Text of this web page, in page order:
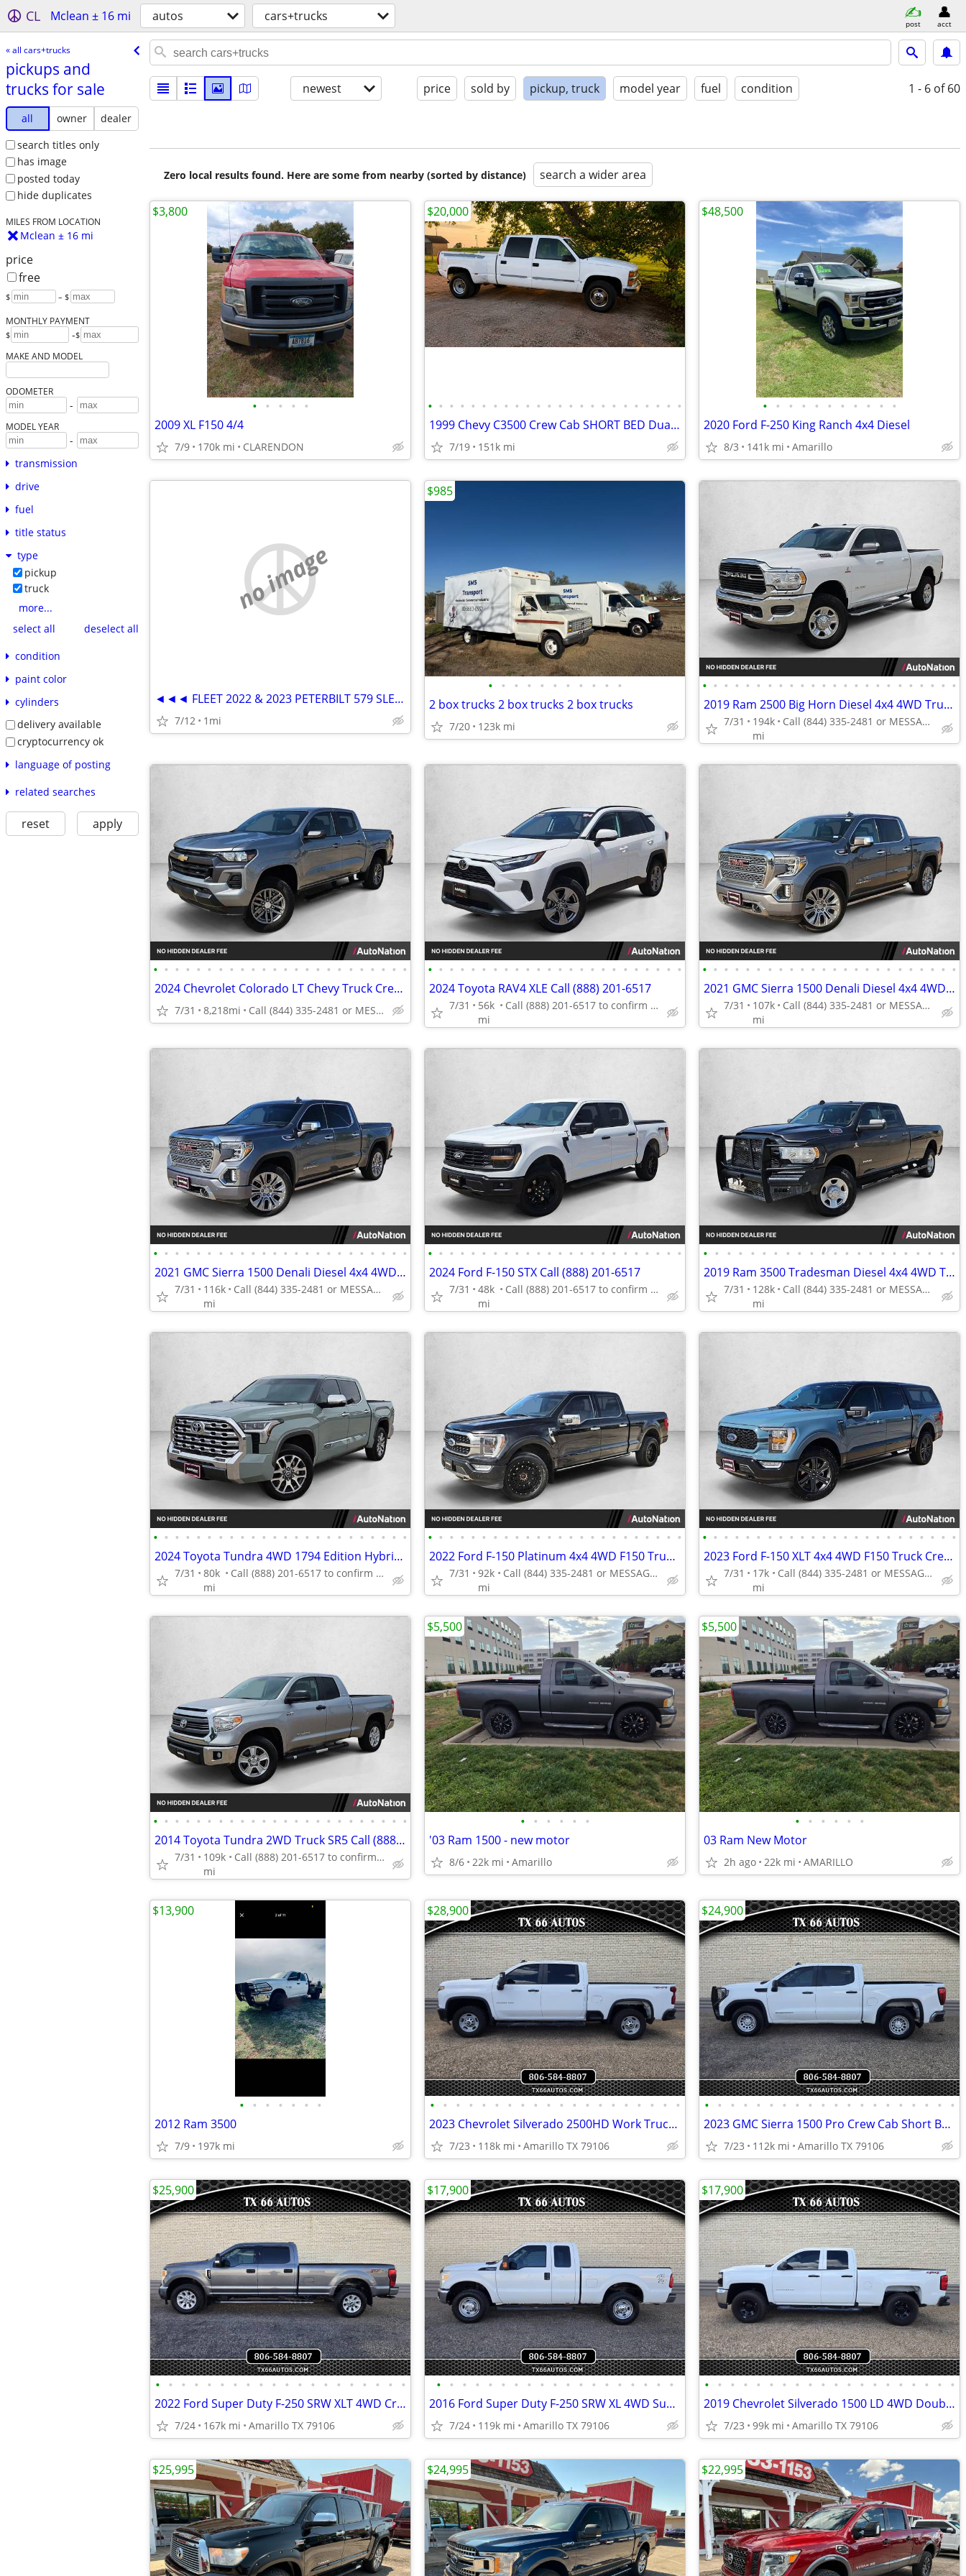
CL Mclean ± 16 mi autos cars+trucks post acct
« all cars+trucks
pickups and
trucks for sale
all owner
dealer
search titles only
has image
posted today
hide duplicates
MILES FROM LOCATION
Mclean ± 16 mi
price
free
$ – $
MONTHLY PAYMENT
$ -$
MAKE AND MODEL
ODOMETER
-
MODEL YEAR
-
transmission
drive
fuel
title status
type
pickup
truck
more...
select all
deselect all
condition
paint color
cylinders
delivery available
cryptocurrency ok
language of posting
related searches
reset apply
newest price sold by pickup, truck model year fuel condition 1 - 6 of 60
Zero local results found. Here are some from nearby (sorted by distance) search a wider area
• • • • •
2009 XL F150 4/4
7/9 170k mi CLARENDON
$3,800
• • • • • • • • • • • • • • • • • • • • • • • •
1999 Chevy C3500 Crew Cab SHORT BED Dually • 454 Big Block • One Owner
7/19 151k mi
$20,000
• • • • • • • • • • •
2020 Ford F-250 King Ranch 4x4 Diesel
8/3 141k mi Amarillo
$48,500
no image
◄◄◄ FLEET 2022 & 2023 PETERBILT 579 SLEEPER SEMI TRUCKS ►►►
7/12 1mi
• • • • • • • • • • •
2 box trucks 2 box trucks 2 box trucks
7/20 123k mi
$985
• • • • • • • • • • • • • • • • • • • • • • • •
2019 Ram 2500 Big Horn Diesel 4x4 4WD Truck Dodge Crew cab AUTONATION
7/31
194k
mi
Call (844) 335-2481 or MESSAGE/CHAT to confirm availability
• • • • • • • • • • • • • • • • • • • • • • • •
2024 Chevrolet Colorado LT Chevy Truck Crew cab AUTONATION
7/31 8,218mi Call (844) 335-2481 or MESSAGE/CHAT to confirm availability
• • • • • • • • • • • • • • • • • • • • • • • •
2024 Toyota RAV4 XLE Call (888) 201-6517
7/31
56k
mi
Call (888) 201-6517 to confirm availability - May 14th
• • • • • • • • • • • • • • • • • • • • • • • •
2021 GMC Sierra 1500 Denali Diesel 4x4 4WD Truck Crew cab AUTONATION
7/31
107k
mi
Call (844) 335-2481 or MESSAGE/CHAT to confirm availability
• • • • • • • • • • • • • • • • • • • • • • • •
2021 GMC Sierra 1500 Denali Diesel 4x4 4WD Truck Crew cab AUTONATION
7/31
116k
mi
Call (844) 335-2481 or MESSAGE/CHAT to confirm availability
• • • • • • • • • • • • • • • • • • • • • • • •
2024 Ford F-150 STX Call (888) 201-6517
7/31
48k
mi
Call (888) 201-6517 to confirm availability - May 14th
• • • • • • • • • • • • • • • • • • • • • •
2019 Ram 3500 Tradesman Diesel 4x4 4WD Truck Dodge Crew cab AUTONATION
7/31
128k
mi
Call (844) 335-2481 or MESSAGE/CHAT to confirm availability
• • • • • • • • • • • • • • • • • • • • • • • •
2024 Toyota Tundra 4WD 1794 Edition Hybrid Call (888) 201-6517
7/31
80k
mi
Call (888) 201-6517 to confirm availability - May 14th
• • • • • • • • • • • • • • • • • • • • • • • •
2022 Ford F-150 Platinum 4x4 4WD F150 Truck Crew cab AUTONATION
7/31
92k
mi
Call (844) 335-2481 or MESSAGE/CHAT to confirm availability
• • • • • • • • • • • • • • • • • • • • • • • •
2023 Ford F-150 XLT 4x4 4WD F150 Truck Crew cab AUTONATION
7/31
17k
mi
Call (844) 335-2481 or MESSAGE/CHAT to confirm availability
• • • • • • • • • • • • • • • • • • • • • • • •
2014 Toyota Tundra 2WD Truck SR5 Call (888) 201-6517
7/31
109k
mi
Call (888) 201-6517 to confirm availability - May 14th
• • • • • •
'03 Ram 1500 - new motor
8/6 22k mi Amarillo
$5,500
• • • • • •
03 Ram New Motor
2h ago 22k mi AMARILLO
$5,500
• • • • • • •
2012 Ram 3500
7/9 197k mi
$13,900
• • • • • • • • • • • • • • • • • • • •
2023 Chevrolet Silverado 2500HD Work Truck Crew Cab 4WD
7/23 118k mi Amarillo TX 79106
$28,900
• • • • • • • • • • • • • • • • • • • •
2023 GMC Sierra 1500 Pro Crew Cab Short Box 4WD
7/23 112k mi Amarillo TX 79106
$24,900
• • • • • • • • • • • • • • • • • • • •
2022 Ford Super Duty F-250 SRW XLT 4WD Crew Cab 8 Box
7/24 167k mi Amarillo TX 79106
$25,900
• • • • • • • • • • • • • • • • • • •
2016 Ford Super Duty F-250 SRW XL 4WD SuperCab 6.75 Box
7/24 119k mi Amarillo TX 79106
$17,900
• • • • • • • • • • • • • • • • • • • •
2019 Chevrolet Silverado 1500 LD 4WD Double Cab Work Truck
7/23 99k mi Amarillo TX 79106
$17,900
$25,995 $24,995 $22,995